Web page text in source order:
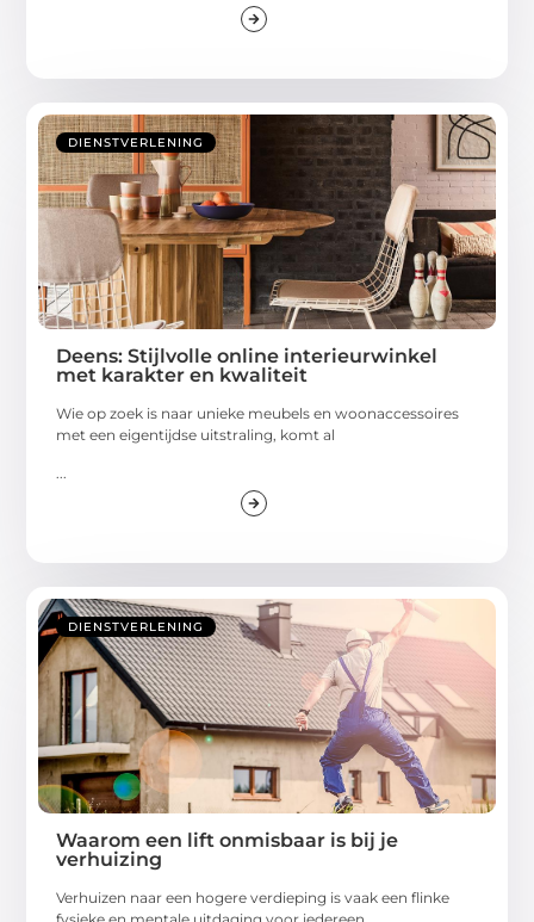
DIENSTVERLENING
Deens: Stijlvolle online interieurwinkel
met karakter en kwaliteit
Wie op zoek is naar unieke meubels en woonaccessoires
met een eigentijdse uitstraling, komt al
...
DIENSTVERLENING
Waarom een lift onmisbaar is bij je
verhuizing
Verhuizen naar een hogere verdieping is vaak een flinke